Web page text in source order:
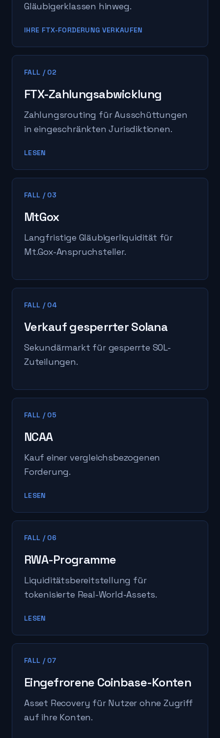
Gläubigerklassen hinweg.
IHRE FTX-FORDERUNG VERKAUFEN
FALL / 02
FTX-Zahlungsabwicklung
Zahlungsrouting für Ausschüttungen
in eingeschränkten Jurisdiktionen.
LESEN
FALL / 03
MtGox
Langfristige Gläubigerliquidität für
Mt.Gox-Anspruchsteller.
FALL / 04
Verkauf gesperrter Solana
Sekundärmarkt für gesperrte SOL-
Zuteilungen.
FALL / 05
NCAA
Kauf einer vergleichsbezogenen
Forderung.
LESEN
FALL / 06
RWA-Programme
Liquiditätsbereitstellung für
tokenisierte Real-World-Assets.
LESEN
FALL / 07
Eingefrorene Coinbase-Konten
Asset Recovery für Nutzer ohne Zugriff
auf ihre Konten.